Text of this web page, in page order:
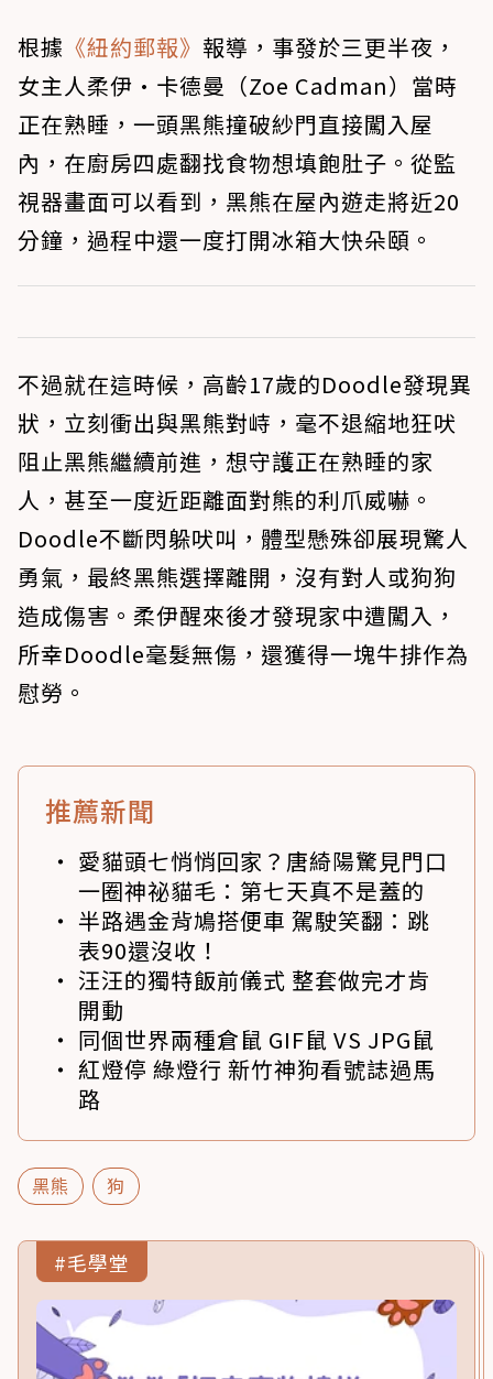
根據 《紐約郵報》 報導，事發於三更半夜，
女主人柔伊·卡德曼（Zoe Cadman）當時
正在熟睡，一頭黑熊撞破紗門直接闖入屋
內，在廚房四處翻找食物想填飽肚子。從監
視器畫面可以看到，黑熊在屋內遊走將近20
分鐘，過程中還一度打開冰箱大快朵頤。
不過就在這時候，高齡17歲的Doodle發現異
狀，立刻衝出與黑熊對峙，毫不退縮地狂吠
阻止黑熊繼續前進，想守護正在熟睡的家
人，甚至一度近距離面對熊的利爪威嚇。
Doodle不斷閃躲吠叫，體型懸殊卻展現驚人
勇氣，最終黑熊選擇離開，沒有對人或狗狗
造成傷害。柔伊醒來後才發現家中遭闖入，
所幸Doodle毫髮無傷，還獲得一塊牛排作為
慰勞。
推薦新聞
愛貓頭七悄悄回家？唐綺陽驚見門口
一圈神祕貓毛：第七天真不是蓋的
半路遇金背鳩搭便車 駕駛笑翻：跳
表90還沒收！
汪汪的獨特飯前儀式 整套做完才肯
開動
同個世界兩種倉鼠 GIF鼠 VS JPG鼠
紅燈停 綠燈行 新竹神狗看號誌過馬
路
黑熊 狗
#毛學堂